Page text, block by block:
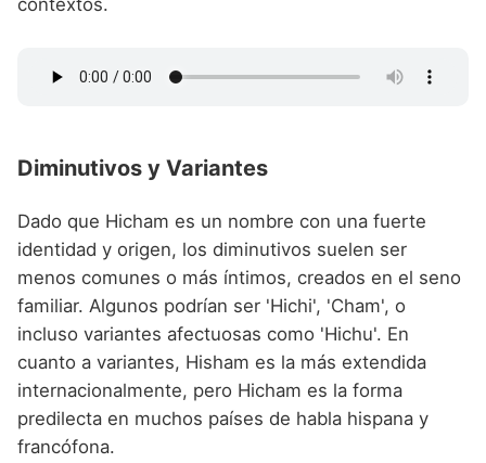
contextos.
Diminutivos y Variantes
Dado que Hicham es un nombre con una fuerte
identidad y origen, los diminutivos suelen ser
menos comunes o más íntimos, creados en el seno
familiar. Algunos podrían ser 'Hichi', 'Cham', o
incluso variantes afectuosas como 'Hichu'. En
cuanto a variantes, Hisham es la más extendida
internacionalmente, pero Hicham es la forma
predilecta en muchos países de habla hispana y
francófona.